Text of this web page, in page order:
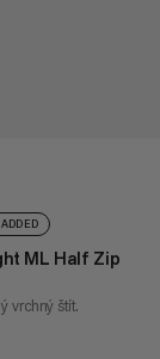
ML Half Zip
vrchný štít.